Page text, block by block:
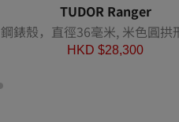
TUDOR Ranger
鋼錶殼，直徑36毫米, 米色圓拱
HKD $28,300